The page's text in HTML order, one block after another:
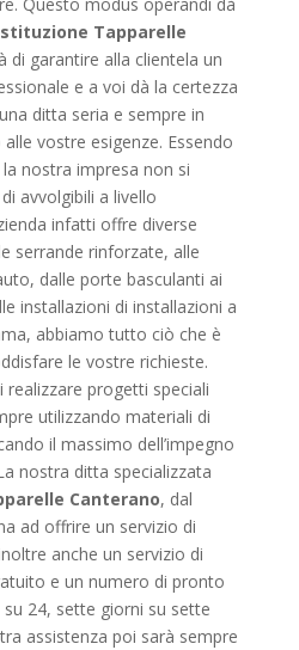
Tapparelle
di garantire alla clientela un
e a voi dà la certezza
ditta seria e sempre in
vostre esigenze. Essendo
nostra impresa non si
avvolgibili a livello
infatti offre diverse
serrande rinforzate, alle
dalle porte basculanti ai
installazioni di installazioni a
abbiamo tutto ciò che è
le vostre richieste.
realizzare progetti speciali
utilizzando materiali di
il massimo dell’impegno
nostra ditta specializzata
Canterano, dal
ad offrire un servizio di
anche un servizio di
e un numero di pronto
24, sette giorni su sette
assistenza poi sarà sempre